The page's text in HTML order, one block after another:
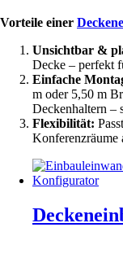
Vorteile einer
Unsichtbar &
Decke – perfekt
Einfache
m oder 5,50 m
Deckenhaltern –
Flexibilität:
Konferenzräume